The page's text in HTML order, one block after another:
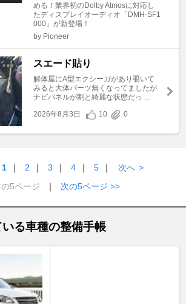
める！業界初のDolby Atmosに対応し
たディスプレイオーディオ「DMH-SF1
000」が新登場！
by Pioneer
スエード貼り
解体屋にA型エクシーガがあり覗いて
みると大体パーツ無くなってましたが
ナビパネルが割と綺麗な状態だっ ...
2026年8月3日
10 0
1 ｜ 2 ｜ 3 ｜ 4 ｜ 5 ｜ 次へ >
5ページ
｜ 次の5ページ >>
る車種の整備手帳